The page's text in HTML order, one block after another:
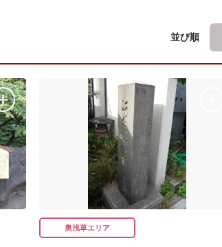
並び順
奥浅草エリア